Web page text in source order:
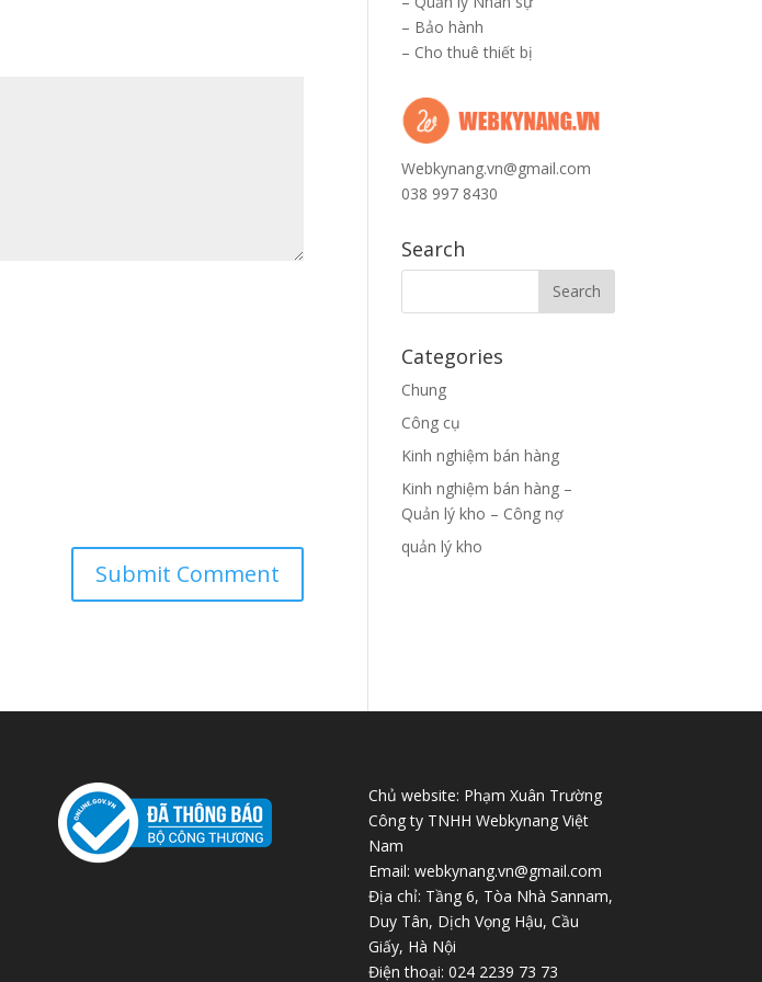
– Bảo hành
– Cho thuê thiết bị
Webkynang.vn@gmail.com
038 997 8430
Search
Categories
Chung
Công cụ
Kinh nghiệm bán hàng
Kinh nghiệm bán hàng –
Quản lý kho – Công nợ
quản lý kho
Chủ website: Phạm Xuân Trường
Công ty TNHH Webkynang Việt
Nam
Email: webkynang.vn@gmail.com
Địa chỉ: Tầng 6, Tòa Nhà Sannam,
Duy Tân, Dịch Vọng Hậu, Cầu
Giấy, Hà Nội
Điện thoại: 024 2239 73 73